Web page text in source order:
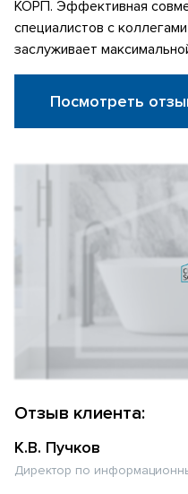
КОРП. Эффективная
специалистов с
заслуживает
Посмотреть
Отзыв клиента:
К.В. Пучков
Директор по